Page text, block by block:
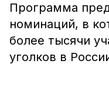
Программа
номинаций, в
более тысячи
уголков в